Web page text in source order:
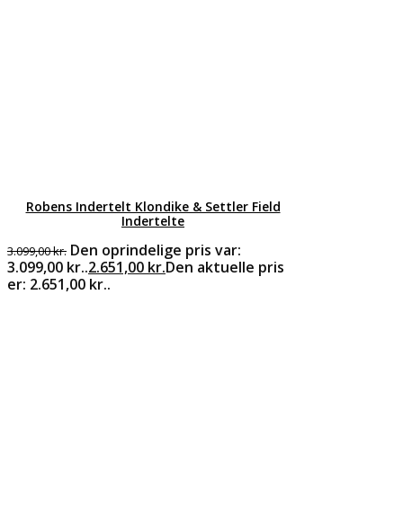
Robens Indertelt Klondike & Settler Field
Indertelte
3.099,00kr. Den oprindelige pris var:
3.099,00 kr..2.651,00 kr.Den aktuelle pris
er: 2.651,00 kr..